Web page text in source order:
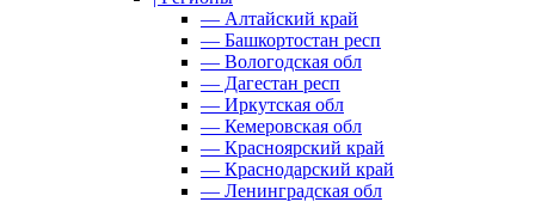
— Алтайский край
— Башкортостан респ
— Вологодская обл
— Дагестан респ
— Иркутская обл
— Кемеровская обл
— Красноярский край
— Краснодарский край
— Ленинградская обл